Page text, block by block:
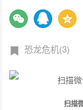
恐龙危机(3)
扫描